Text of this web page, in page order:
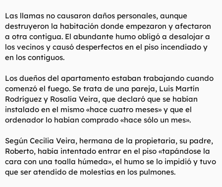
Las llamas no causaron daños personales, aunque
destruyeron la habitación donde empezaron y afectaron
a otra contigua. El abundante humo obligó a desalojar a
los vecinos y causó desperfectos en el piso incendiado y
en los contiguos.
Los dueños del apartamento estaban trabajando cuando
comenzó el fuego. Se trata de una pareja, Luis Martín
Rodríguez y Rosalía Veira, que declaró que se habían
instalado en el mismo «hace cuatro meses» y que el
ordenador lo habían comprado «hace sólo un mes».
Según Cecilia Veira, hermana de la propietaria, su padre,
Roberto, había intentado entrar en el piso «tapándose la
cara con una toalla húmeda», el humo se lo impidió y tuvo
que ser atendido de molestias en los pulmones.